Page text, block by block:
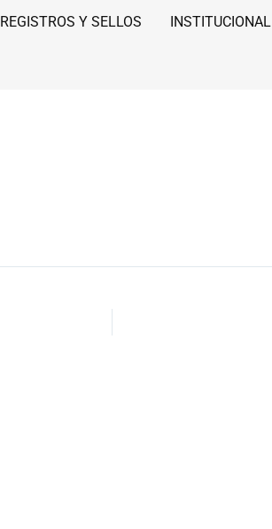
REGISTROS Y SELLOS INSTITUCIONAL